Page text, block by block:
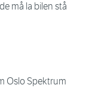
må la bilen stå
Oslo Spektrum